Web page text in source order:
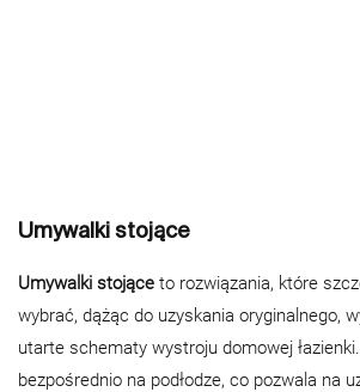
Umywalki stojące
Umywalki stojące to rozwiązania, które
wybrać, dążąc do uzyskania oryginalnego,
utarte schematy wystroju domowej
bezpośrednio na podłodze, co pozwala na